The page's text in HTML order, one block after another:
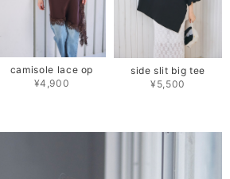
camisole lace op
¥4,900
side slit big tee
¥5,500